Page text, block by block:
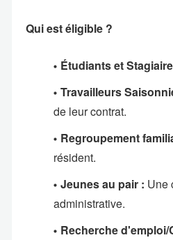
Qui est éligible ?
Étudiants et
Travailleurs
de leur contrat.
Regroupement
résident.
Jeunes au pair : Une
administrative.
Recherche